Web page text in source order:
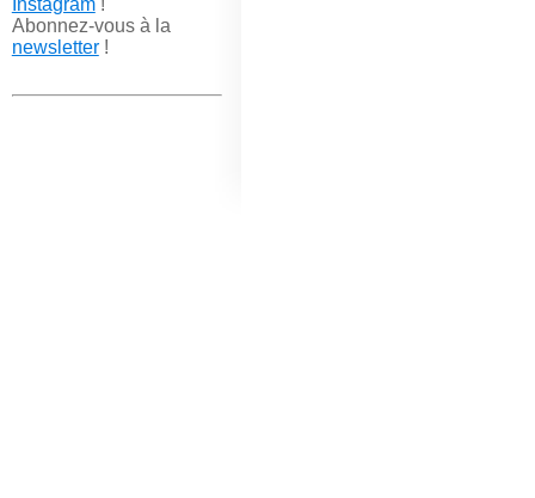
Abonnez-vous à la
newsletter!